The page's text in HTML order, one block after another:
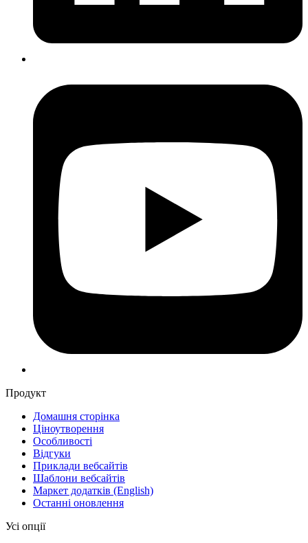
Продукт
Домашня сторінка
Ціноутворення
Особливості
Відгуки
Приклади вебсайтів
Шаблони вебсайтів
Маркет додатків (English)
Останні оновлення
Усі опції